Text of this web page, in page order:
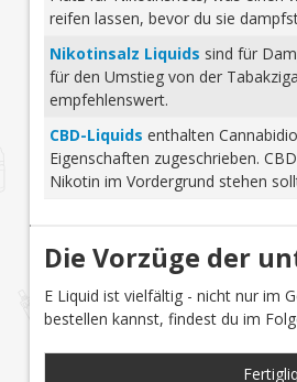
reifen lassen, bevor du sie
Nikotinsalz Liquids sind für
für den Umstieg von der
empfehlenswert.
CBD-Liquids enthalten
Eigenschaften zugeschrieben.
Nikotin im Vordergrund stehen
Die Vorzüge der
E Liquid ist vielfältig - nicht nur im
bestellen kannst, findest du im